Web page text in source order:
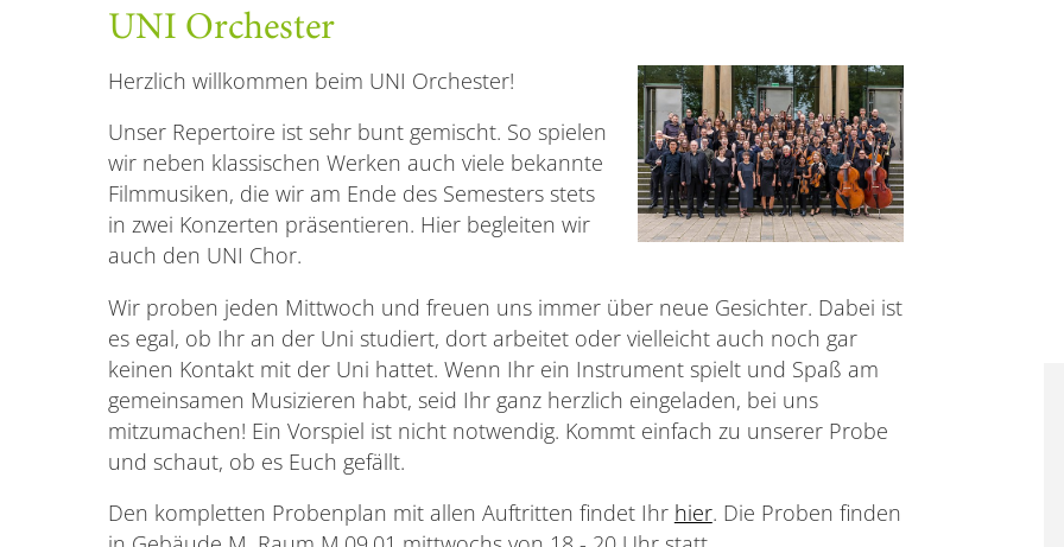
UNI Orchester
Herzlich willkommen beim UNI Orchester!
Unser Repertoire ist sehr bunt gemischt. So spielen
wir neben klassischen Werken auch viele bekannte
Filmmusiken, die wir am Ende des Semesters stets
in zwei Konzerten präsentieren. Hier begleiten wir
auch den UNI Chor.
Wir proben jeden Mittwoch und freuen uns immer über neue Gesichter. Dabei ist
es egal, ob Ihr an der Uni studiert, dort arbeitet oder vielleicht auch noch gar
keinen Kontakt mit der Uni hattet. Wenn Ihr ein Instrument spielt und Spaß am
gemeinsamen Musizieren habt, seid Ihr ganz herzlich eingeladen, bei uns
mitzumachen! Ein Vorspiel ist nicht notwendig. Kommt einfach zu unserer Probe
und schaut, ob es Euch gefällt.
Den kompletten Probenplan mit allen Auftritten findet Ihr hier. Die Proben finden